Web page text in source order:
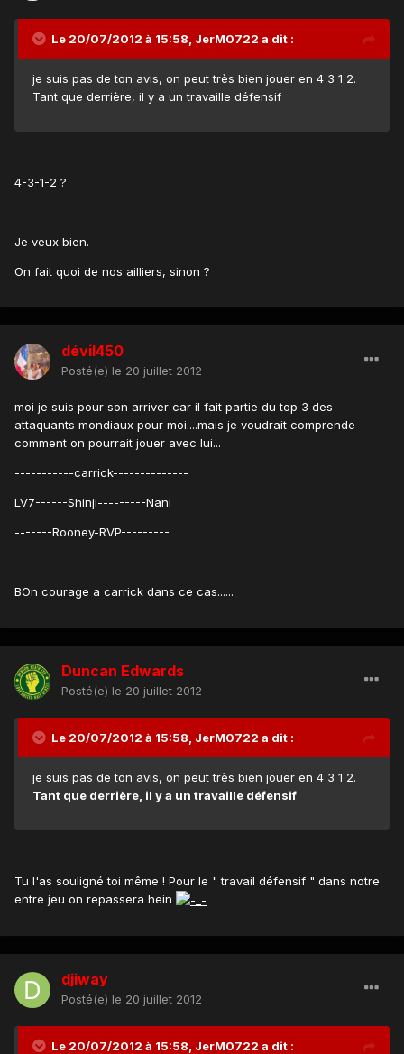
Le 20/07/2012 à 15:58, JerM0722 a dit :
je suis pas de ton avis, on peut très bien jouer en 4 3 1 2.
Tant que derrière, il y a un travaille défensif
4-3-1-2 ?
Je veux bien.
On fait quoi de nos ailliers, sinon ?
dévil450
Posté(e) le 20 juillet 2012
moi je suis pour son arriver car il fait partie du top 3 des
attaquants mondiaux pour moi....mais je voudrait comprende
comment on pourrait jouer avec lui...
-----------carrick--------------
LV7------Shinji---------Nani
-------Rooney-RVP---------
BOn courage a carrick dans ce cas......
Duncan Edwards
Posté(e) le 20 juillet 2012
Le 20/07/2012 à 15:58, JerM0722 a dit :
je suis pas de ton avis, on peut très bien jouer en 4 3 1 2.
Tant que derrière, il y a un travaille défensif
Tu l'as souligné toi même ! Pour le " travail défensif " dans notre
entre jeu on repassera hein
djiway
Posté(e) le 20 juillet 2012
Le 20/07/2012 à 15:58, JerM0722 a dit :